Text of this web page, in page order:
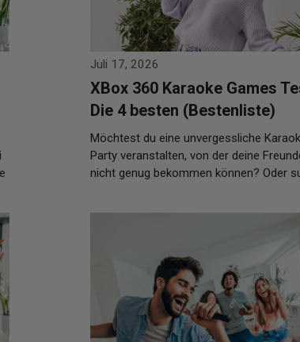
Juli 17, 2026
XBox 360 Karaoke Games
Die 4 besten (Bestenliste)
Möchtest du eine unvergessliche
Party veranstalten, von der deine
nicht genug bekommen können? Oder